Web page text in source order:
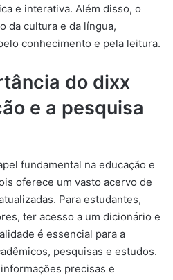
e interativa. Além disso, o
da cultura e da língua,
conhecimento e pela leitura.
do dixx
e a pesquisa
fundamental na educação e
oferece um vasto acervo de
Para estudantes,
ter acesso a um dicionário e
é essencial para a
pesquisas e estudos.
precisas e